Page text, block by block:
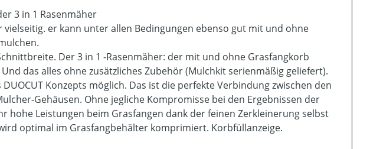
3 in 1 Rasenmäher
vielseitig. er kann unter allen Bedingungen ebenso gut mit und ohne
Der 3 in 1 -Rasenmäher: der mit und ohne Grasfangkorb
das alles ohne zusätzliches Zubehör (Mulchkit serienmäßig geliefert).
Konzepts möglich. Das ist die perfekte Verbindung zwischen den
Gehäusen. Ohne jegliche Kompromisse bei den Ergebnissen der
hohe Leistungen beim Grasfangen dank der feinen Zerkleinerung selbst
optimal im Grasfangbehälter komprimiert. Korbfüllanzeige.